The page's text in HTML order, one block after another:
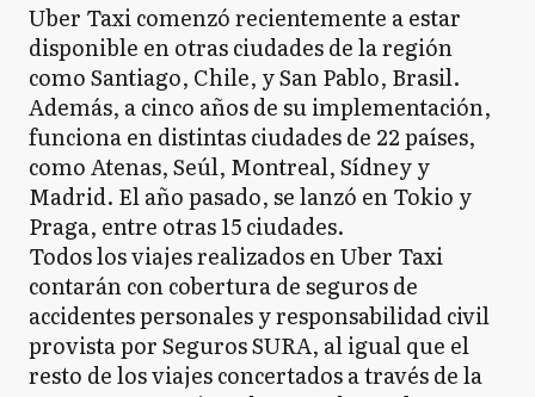
Uber Taxi comenzó recientemente a estar
disponible en otras ciudades de la región
como Santiago, Chile, y San Pablo, Brasil.
Además, a cinco años de su implementación,
funciona en distintas ciudades de 22 países,
como Atenas, Seúl, Montreal, Sídney y
Madrid. El año pasado, se lanzó en Tokio y
Praga, entre otras 15 ciudades.
Todos los viajes realizados en Uber Taxi
contarán con cobertura de seguros de
accidentes personales y responsabilidad civil
provista por Seguros SURA, al igual que el
resto de los viajes concertados a través de la